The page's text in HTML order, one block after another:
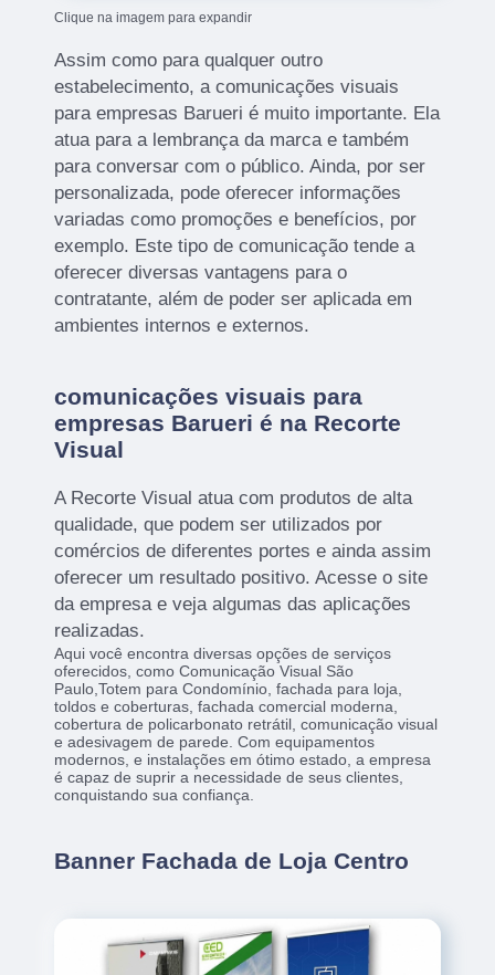
Clique na imagem para expandir
Assim como para qualquer outro
estabelecimento, a comunicações visuais
para empresas Barueri é muito importante. Ela
atua para a lembrança da marca e também
para conversar com o público. Ainda, por ser
personalizada, pode oferecer informações
variadas como promoções e benefícios, por
exemplo. Este tipo de comunicação tende a
oferecer diversas vantagens para o
contratante, além de poder ser aplicada em
ambientes internos e externos.
comunicações visuais para
empresas Barueri é na Recorte
Visual
A Recorte Visual atua com produtos de alta
qualidade, que podem ser utilizados por
comércios de diferentes portes e ainda assim
oferecer um resultado positivo. Acesse o site
da empresa e veja algumas das aplicações
realizadas.
Aqui você encontra diversas opções de serviços
oferecidos, como Comunicação Visual São
Paulo,Totem para Condomínio, fachada para loja,
toldos e coberturas, fachada comercial moderna,
cobertura de policarbonato retrátil, comunicação visual
e adesivagem de parede. Com equipamentos
modernos, e instalações em ótimo estado, a empresa
é capaz de suprir a necessidade de seus clientes,
conquistando sua confiança.
Banner Fachada de Loja Centro